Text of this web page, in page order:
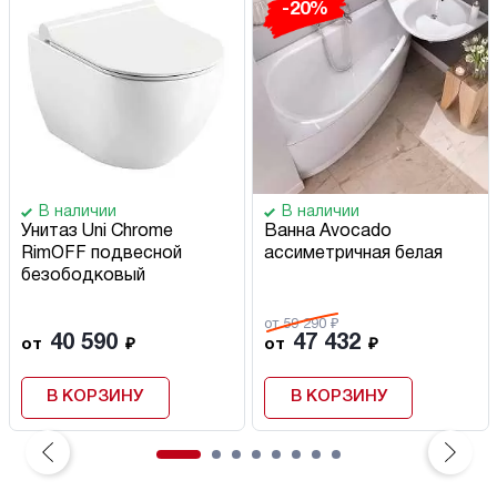
В наличии
Унитаз Uni Chrome
RimOFF подвесной
безободковый
от 40 590 ₽
В КОРЗИНУ
-20%
В наличии
Ванна Avocado
ассиметричная белая
от 59 290 ₽
от 47 432 ₽
В КОРЗИНУ